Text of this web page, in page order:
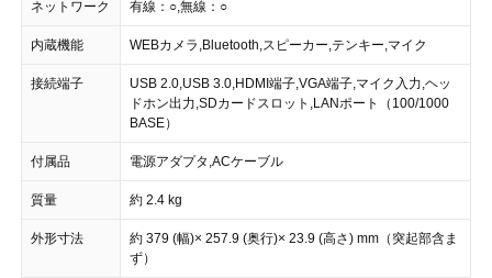
ネットワーク 有線：○,無線：○
内蔵機能 WEBカメラ,Bluetooth,スピーカー,テンキー,マイク
接続端子
USB 2.0,USB 3.0,HDMI端子,VGA端子,マイク入力,ヘッ
ドホン出力,SDカードスロット,LANポート（100/1000
BASE）
付属品 電源アダプタ,ACケーブル
質量 約 2.4 kg
外形寸法
約 379 (幅)× 257.9 (奥行)× 23.9 (高さ) mm（突起部含ま
ず）